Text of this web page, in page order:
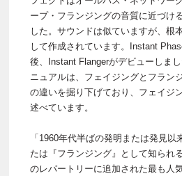
ープ・フランジングの音質に近づけ
した。サウンドは似ていますが、根
して作成されています。Instant
後、Instant Flangerがデビューしま
ニュアルは、フェイジングとフラン
の違いを掘り下げており、フェイジ
述べています。
「1960年代半ばの発明または発見以
たは『フランジング』として知られ
のレパートリーに追加された最も人